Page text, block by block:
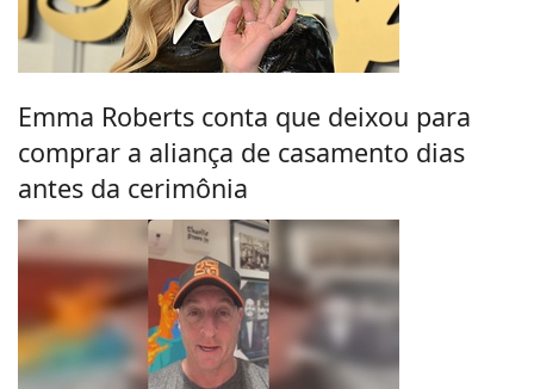
Emma Roberts conta que deixou para
comprar a aliança de casamento dias
antes da cerimônia